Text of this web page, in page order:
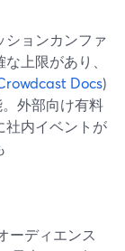
ションカンファ
上限があり、
Docs)
外部向け有料
社内イベントが
ーディエンス